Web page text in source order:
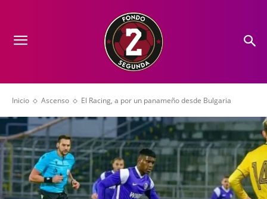
Inicio Ascenso El Racing, a por un panameño desde Bulgaria